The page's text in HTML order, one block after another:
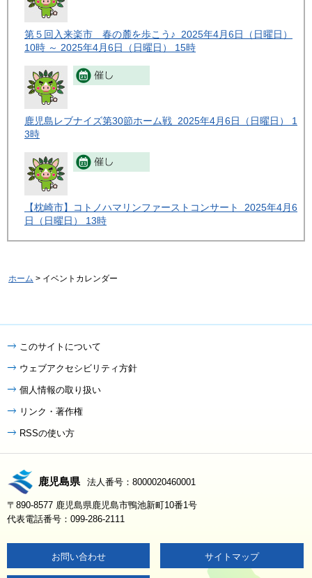
第５回入来楽市 春の麓を歩こう♪ 2025年4月6日（日曜日）
10時 ～ 2025年4月6日（日曜日） 15時
鹿児島レブナイズ第30節ホーム戦 2025年4月6日（日曜日） 1
3時
【枕崎市】コトノハマリンファーストコンサート 2025年4月6
日（日曜日） 13時
ホーム > イベントカレンダー
このサイトについて
ウェブアクセシビリティ方針
個人情報の取り扱い
リンク・著作権
RSSの使い方
鹿児島県 法人番号：8000020460001
〒890-8577 鹿児島県鹿児島市鴨池新町10番1号
代表電話番号：099-286-2111
お問い合わせ サイトマップ